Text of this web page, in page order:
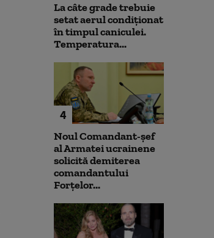
La câte grade trebuie
setat aerul condiționat
în timpul caniculei.
Temperatura...
4
Noul Comandant-șef
al Armatei ucrainene
solicită demiterea
comandantului
Forțelor...